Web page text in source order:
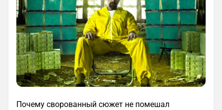
Почему сворованный сюжет не помешал